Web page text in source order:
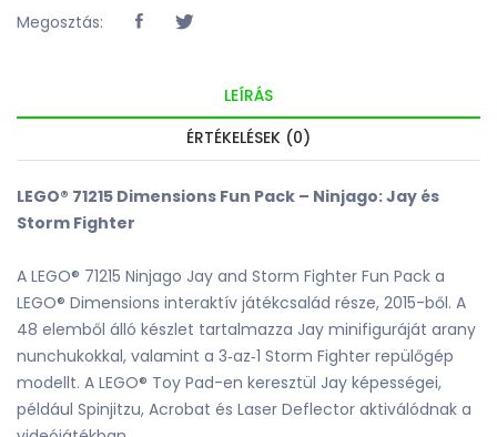
Megosztás:
LEÍRÁS
ÉRTÉKELÉSEK (0)
LEGO® 71215 Dimensions Fun Pack – Ninjago: Jay és
Storm Fighter
A LEGO® 71215 Ninjago Jay and Storm Fighter Fun Pack a
LEGO® Dimensions interaktív játékcsalád része, 2015-ből. A
48 elemből álló készlet tartalmazza Jay minifiguráját arany
nunchukokkal, valamint a 3‑az‑1 Storm Fighter repülőgép
modellt. A LEGO® Toy Pad-en keresztül Jay képességei,
például Spinjitzu, Acrobat és Laser Deflector aktiválódnak a